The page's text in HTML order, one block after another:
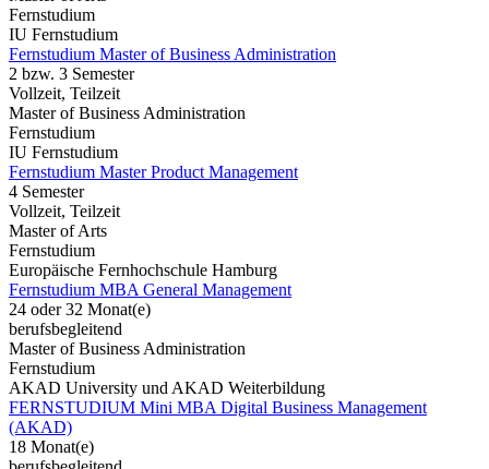
Fernstudium
IU Fernstudium
Fernstudium Master of Business Administration
2 bzw. 3 Semester
Vollzeit, Teilzeit
Master of Business Administration
Fernstudium
IU Fernstudium
Fernstudium Master Product Management
4 Semester
Vollzeit, Teilzeit
Master of Arts
Fernstudium
Europäische Fernhochschule Hamburg
Fernstudium MBA General Management
24 oder 32 Monat(e)
berufsbegleitend
Master of Business Administration
Fernstudium
AKAD University und AKAD Weiterbildung
FERNSTUDIUM Mini MBA Digital Business Management
(AKAD)
18 Monat(e)